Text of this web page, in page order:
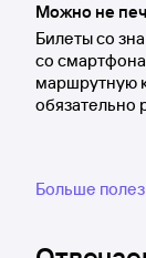
Можно не
Билеты со
со
маршрутную
обязательно
Больше